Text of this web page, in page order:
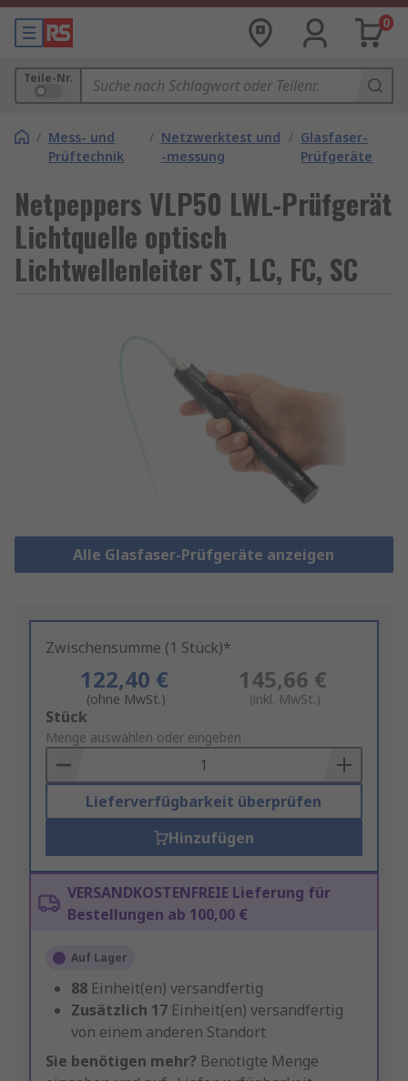
0
Teile-Nr.
/ Mess- und
Prüftechnik
/ Netzwerktest und
-messung
/ Glasfaser-
Prüfgeräte
Netpeppers VLP50 LWL-Prüfgerät
Lichtquelle optisch
Lichtwellenleiter ST, LC, FC, SC
Alle Glasfaser-Prüfgeräte anzeigen
Zwischensumme (1 Stück)*
122,40 €
(ohne MwSt.)
145,66 €
(inkl. MwSt.)
Add
to
Basket
Stück
Menge auswählen oder eingeben
Lieferverfügbarkeit überprüfen
Hinzufügen
VERSANDKOSTENFREIE Lieferung für
Bestellungen ab 100,00 €
Auf Lager
88 Einheit(en) versandfertig
Zusätzlich 17 Einheit(en) versandfertig
von einem anderen Standort
Sie benötigen mehr? Benötigte Menge